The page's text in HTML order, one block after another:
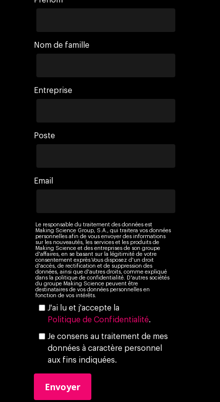
Nom de famille
Entreprise
Poste
Email
Le responsable du traitement des données est
Making Science Group, S.A., qui traitera vos données
personnelles afin de vous envoyer des informations
sur les nouveautés, les services et les produits de
Making Science et des entreprises de son groupe
d'affaires, en se basant sur la légitimité de votre
consentement exprès.Vous disposez d'un droit
d'accès, de rectification et de suppression des
données, ainsi que d'autres droits, comme expliqué
dans la politique de confidentialité. D'autres sociétés
du groupe Making Science peuvent être
destinataires de vos données personnelles en
fonction de vos intérêts.
J'ai lu et j'accepte la
Politique de Confidentialité.
Je consens au traitement de mes
données à caractère personnel
aux fins indiquées.